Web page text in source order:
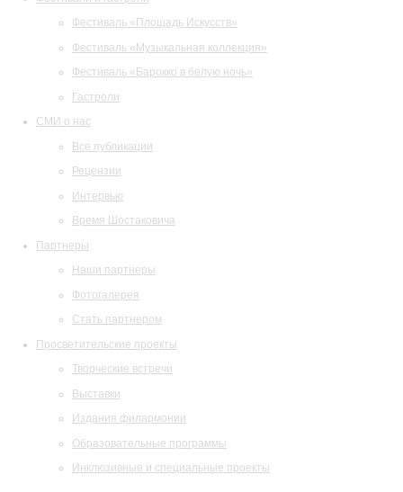
Фестиваль «Площадь Искусств»
Фестиваль «Музыкальная коллекция»
Фестиваль «Барокко в белую ночь»
Гастроли
СМИ о нас
Все публикации
Рецензии
Интервью
Время Шостаковича
Партнеры
Наши партнеры
Фотогалерея
Стать партнером
Просветительские проекты
Творческие встречи
Выставки
Издания филармонии
Образовательные программы
Инклюзивные и специальные проекты